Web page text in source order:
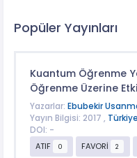
Popüler Yayınları
Kuantum Öğrenme
Öğrenme Üzerine
Yazarlar: Ebubekir
Yayın Bilgisi: 2017 ,
DOI: -
ATIF
0 FAVORİ 2